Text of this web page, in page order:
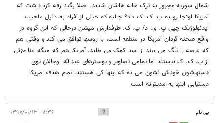
شمال سوریه مجبور به ترک خانه هاشان شدند. اصلا بگید رقه کرد داشت که
آمریکا اونجا رو به پ. ک. ک داد؟ جالبه که خیلی از افراد به دلیل ماهیت
ایدئولوژیک چپی پ. ی. د/ پ. ک. طرفدارش میشن درحالی که این گروه در
واقع صحنه گردان آمریکا در منطقه است، با روسها توافق می کند و وقتی هم
که عرصه را تنگ می بیند از اسد کمک می طلبد. آمریکا هم که میگه اینا جزئی
از پ. ک. ک نیستند اما تمامی تصاویر و پوسترهای عبدالله اوجالان توی
دستهاشون خودش نشون می ده که اینها کی هستند. تمام هدف آمریکا
دستیابی اینها به مدیترانه است
بی نام ۱۱:۳۶ - ۱۳۹۷/۰۱/۱۳